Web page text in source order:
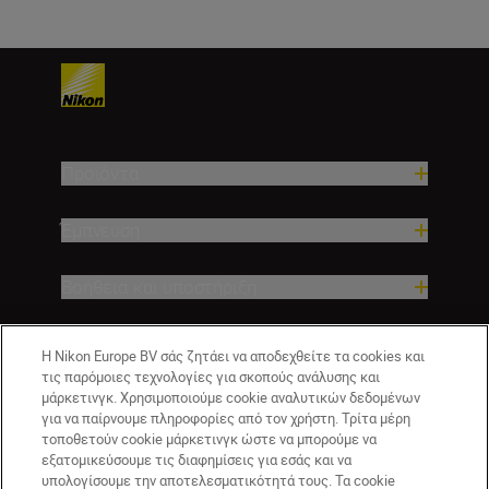
Η Nikon Europe BV σάς ζητάει να αποδεχθείτε τα cookies και
τις παρόμοιες τεχνολογίες για σκοπούς ανάλυσης και
μάρκετινγκ. Χρησιμοποιούμε cookie αναλυτικών δεδομένων
για να παίρνουμε πληροφορίες από τον χρήστη. Τρίτα μέρη
τοποθετούν cookie μάρκετινγκ ώστε να μπορούμε να
εξατομικεύσουμε τις διαφημίσεις για εσάς και να
υπολογίσουμε την αποτελεσματικότητά τους. Τα cookie